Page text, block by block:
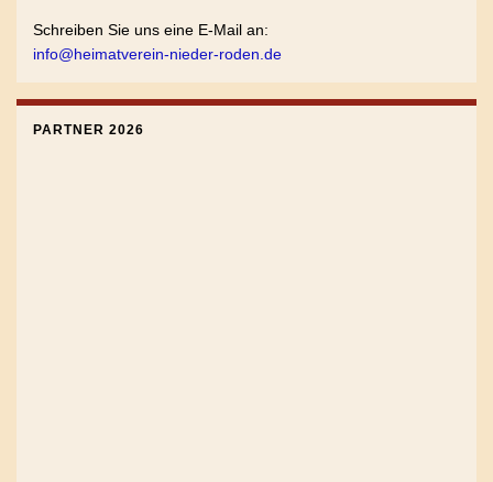
Schreiben Sie uns eine E-Mail an:
info@heimatverein-nieder-roden.de
PARTNER 2026